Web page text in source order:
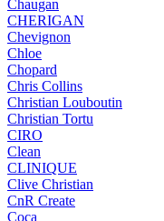
Chaugan
CHERIGAN
Chevignon
Chloe
Chopard
Chris Collins
Christian Louboutin
Christian Tortu
CIRO
Clean
CLINIQUE
Clive Christian
CnR Create
Coca